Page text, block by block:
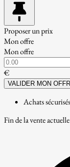
Proposer un prix
Mon offre
Mon offre
€
VALIDER MON
Achats sécurisés
Fin de la vente actuelle